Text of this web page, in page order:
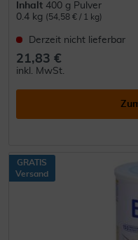
Inhalt 400 g Pulver
0.4 kg (54,58 € / 1 kg)
Derzeit nicht lieferbar
21,83 €
inkl. MwSt.
GRATIS
Versand